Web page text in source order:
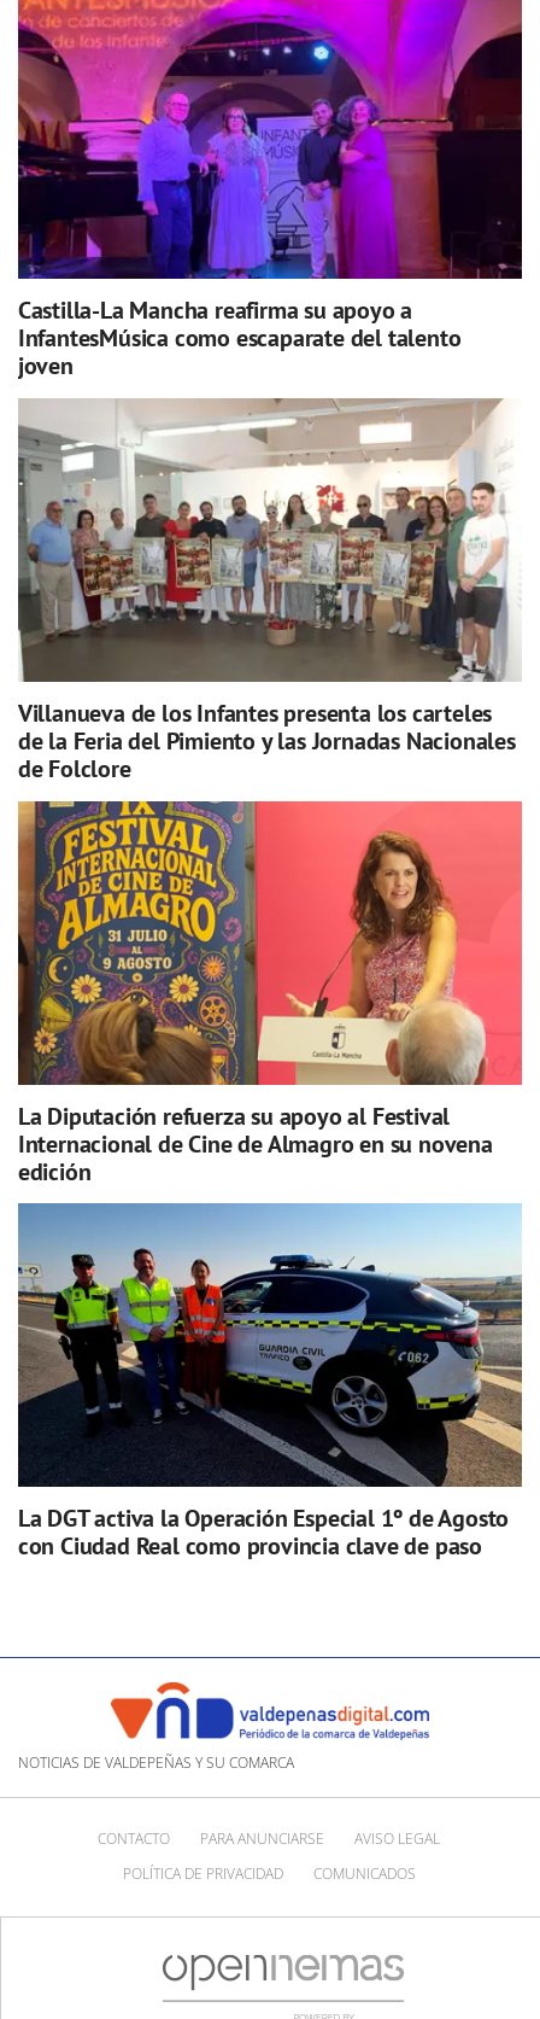
Castilla-La Mancha reafirma su apoyo a
InfantesMúsica como escaparate del talento
joven
Villanueva de los Infantes presenta los carteles
de la Feria del Pimiento y las Jornadas Nacionales
de Folclore
La Diputación refuerza su apoyo al Festival
Internacional de Cine de Almagro en su novena
edición
La DGT activa la Operación Especial 1º de Agosto
con Ciudad Real como provincia clave de paso
NOTICIAS DE VALDEPEÑAS Y SU COMARCA
CONTACTO PARA ANUNCIARSE
AVISO LEGAL
POLÍTICA DE PRIVACIDAD
COMUNICADOS